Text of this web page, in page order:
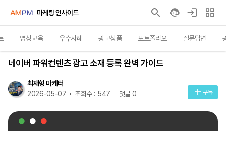
마케팅 인사이드
영상교육 우수사례 광고상품 포트폴리오 질문답변
영상교육
네이버 파워컨텐츠 광고 소재 등록 완벽 가이드
최재형 마케터
2026-05-07
조회수 : 547 댓글 0 구독